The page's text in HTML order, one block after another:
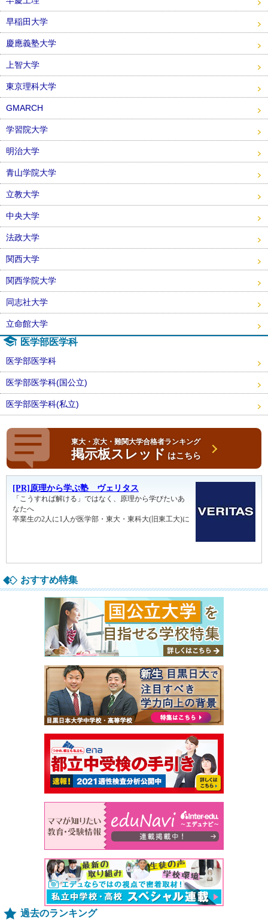
早稲田大学
慶應義塾大学
上智大学
東京理科大学
GMARCH
学習院大学
明治大学
青山学院大学
立教大学
中央大学
法政大学
関西大学
関西学院大学
同志社大学
立命館大学
医学部医学科
医学部医学科
医学部医学科(国公立)
医学部医学科(私立)
東大・京大・難関大学合格者ランキング
掲示板スレッド はこちら
おすすめ特集
過去のランキング